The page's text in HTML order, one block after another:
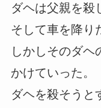
ダヘは父親を殺
そして車を降り
しかしそのダヘ
かけていった。
ダヘを殺そうと